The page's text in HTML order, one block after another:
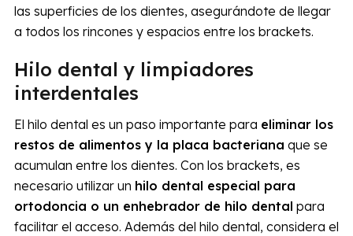
las superficies de los dientes, asegurándote de llegar
a todos los rincones y espacios entre los brackets.
Hilo dental y limpiadores
interdentales
El hilo dental es un paso importante para eliminar los
restos de alimentos y la placa bacteriana que se
acumulan entre los dientes. Con los brackets, es
necesario utilizar un hilo dental especial para
ortodoncia o un enhebrador de hilo dental para
facilitar el acceso. Además del hilo dental, considera el